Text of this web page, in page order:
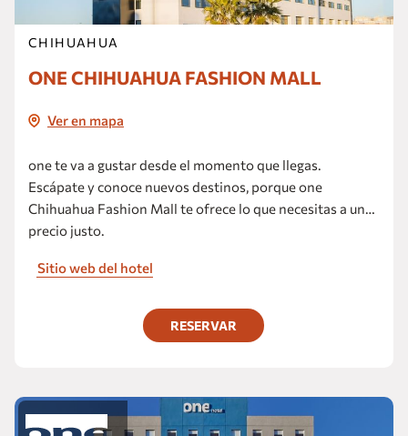
CHIHUAHUA
ONE CHIHUAHUA FASHION MALL
Ver en mapa
one te va a gustar desde el momento que llegas.
Escápate y conoce nuevos destinos, porque one
Chihuahua Fashion Mall te ofrece lo que necesitas a un
precio justo.
Sitio web del hotel
RESERVAR